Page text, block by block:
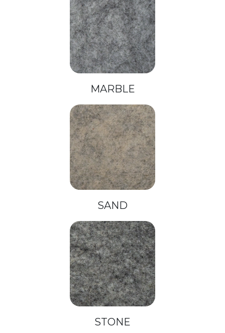
MARBLE
SAND
STONE